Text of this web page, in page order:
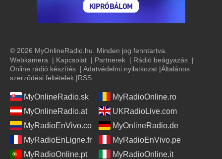
© 2026 MyOnlineRadio.hu. Minden jog fenntartva.
Webkamera | Kapcsolat | Partnerek | Rádió beágyazás |
Online rádió készítés | Adatvédelmi nyilatkozat |Általános
szerződési feltételek |RSS
MyOnlineRadio.sk
MyRadioOnline.ro
MyOnlineRadio.at
UKRadioLive.com
MyRadioEnVivo.co
MyOnlineRadio.de
MyRadioEnLigne.fr
MyRadioEnVivo.pe
MyRadioOnline.pt
MyRadioOnline.it